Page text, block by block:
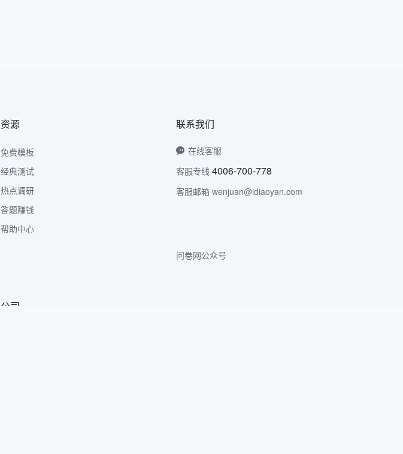
资源
免费模板
经典测试
热点调研
答题赚钱
帮助中心
联系我们
在线客服
客服专线 4006-700-778
客服邮箱 wenjuan@idiaoyan.com
问卷网公众号
公司